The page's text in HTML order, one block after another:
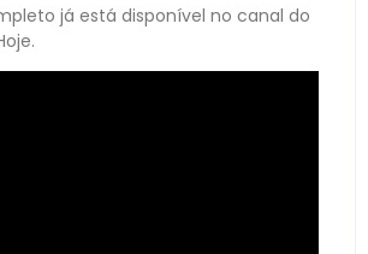
já está disponível no canal do